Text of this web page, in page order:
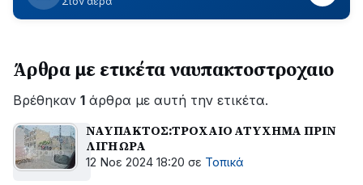
ώρες
εξέλιξη
οι
εργασίες
ΔΕΔΔΗΕ
για
την
Άρθρα με ετικέτα ναυπακτοστροχαιο
Βρέθηκαν 1 άρθρα με αυτή την ετικέτα.
ΝΑΥΠΑΚΤΟΣ:ΤΡΟΧΑΙΟ ΑΤΥΧΗΜΑ ΠΡΙΝ
ΛΙΓΗ ΩΡΑ
12 Νοε 2024 18:20 σε Τοπικά